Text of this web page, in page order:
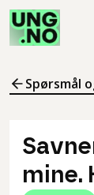
Spørsmål
mine.